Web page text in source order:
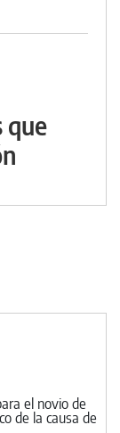
que